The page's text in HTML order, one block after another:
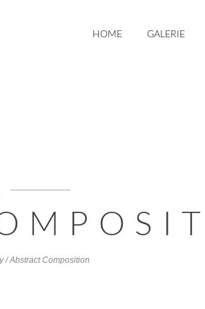
HOME GALERIE
/Abstract Composition